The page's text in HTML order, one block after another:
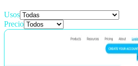
Usos
Precio